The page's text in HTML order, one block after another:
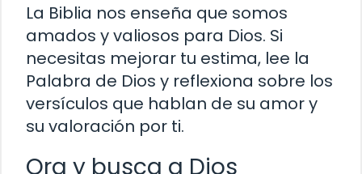
La Biblia nos enseña que somos
amados y valiosos para Dios. Si
necesitas mejorar tu estima, lee la
Palabra de Dios y reflexiona sobre los
versículos que hablan de su amor y
su valoración por ti.
Ora y busca a Dios